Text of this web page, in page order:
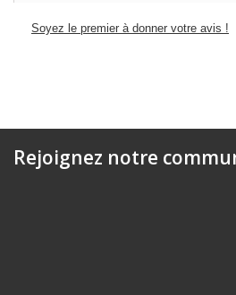
Soyez le premier à donner votre avis !
Rejoignez notre